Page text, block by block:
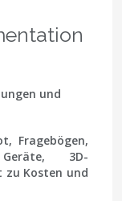
und
Fragebögen,
3D-
zu Kosten und